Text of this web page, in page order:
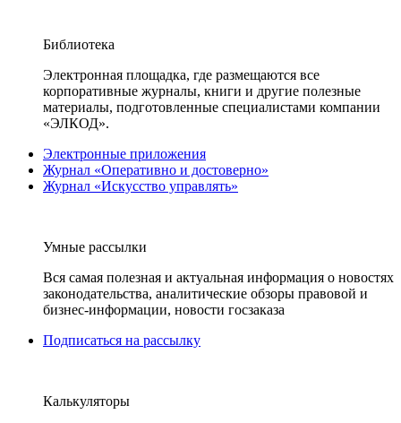
Библиотека
Электронная площадка, где размещаются все
корпоративные журналы, книги и другие полезные
материалы, подготовленные специалистами компании
«ЭЛКОД».
Электронные приложения
Журнал «Оперативно и достоверно»
Журнал «Искусство управлять»
Умные рассылки
Вся самая полезная и актуальная информация о новостях
законодательства, аналитические обзоры правовой и
бизнес-информации, новости госзаказа
Подписаться на рассылку
Калькуляторы